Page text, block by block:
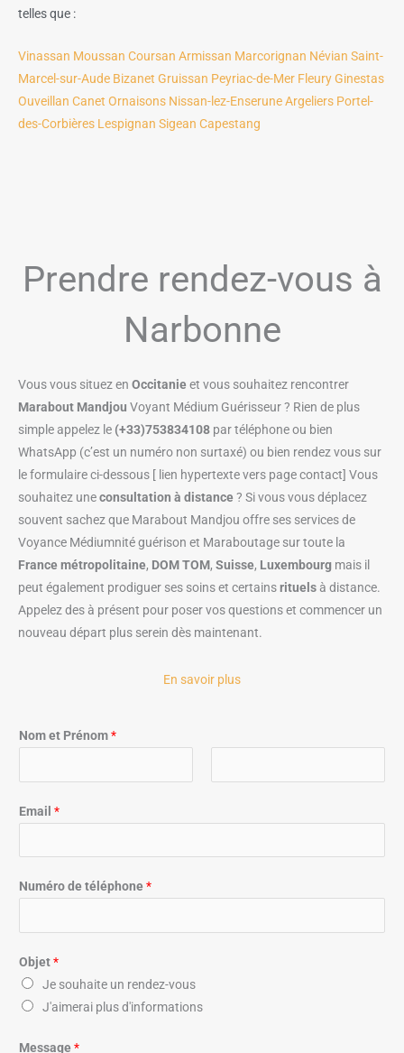
telles que :
Vinassan Moussan Coursan Armissan Marcorignan Névian Saint-
Marcel-sur-Aude Bizanet Gruissan Peyriac-de-Mer FleuryGinestas
Ouveillan Canet Ornaisons Nissan-lez-EnseruneArgeliers Portel-
des-Corbières Lespignan Sigean Capestang
Prendre rendez-vous à
Narbonne
Vous vous situez en Occitanieet vous souhaitez rencontrer
Marabout Mandjou Voyant Médium Guérisseur ? Rien de plus
simple appelez le (+33)753834108 par téléphone ou bien
WhatsApp (c’est un numéro non surtaxé) ou bien rendez vous sur
le formulaire ci-dessous [ lien hypertexte vers page contact] Vous
souhaitez uneconsultation à distance? Si vous vous déplacez
souvent sachez que Marabout Mandjou offre ses services de
Voyance Médiumnité guérison et Maraboutage sur toute la
France métropolitaine, DOM TOM, Suisse, Luxembourg mais il
peut également prodiguer ses soins et certainsrituelsà distance.
Appelez des à présent pour poser vos questions et commencer un
nouveau départ plus serein dès maintenant.
En savoir plus
Nom et Prénom*
r
é
m
m
Email *
Numéro de téléphone*
Objet*
Je souhaite un rendez-vous
J'aimerai plus d'informations
Message*